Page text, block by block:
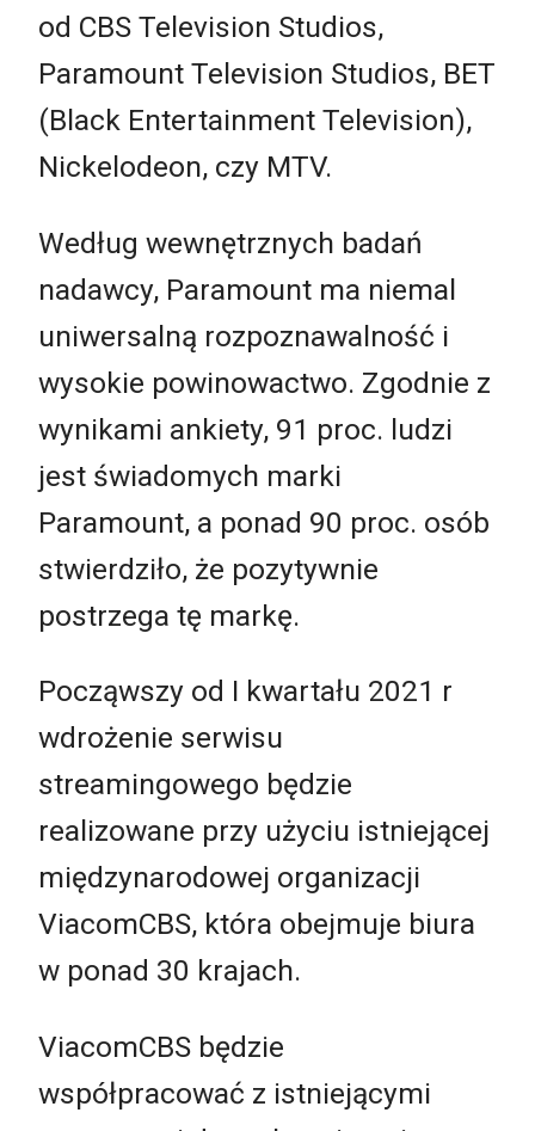
od CBS Television Studios,
Paramount Television Studios, BET
(Black Entertainment Television),
Nickelodeon, czy MTV.
Według wewnętrznych badań
nadawcy, Paramount ma niemal
uniwersalną rozpoznawalność i
wysokie powinowactwo. Zgodnie z
wynikami ankiety, 91 proc. ludzi
jest świadomych marki
Paramount, a ponad 90 proc. osób
stwierdziło, że pozytywnie
postrzega tę markę.
Począwszy od I kwartału 2021 r
wdrożenie serwisu
streamingowego będzie
realizowane przy użyciu istniejącej
międzynarodowej organizacji
ViacomCBS, która obejmuje biura
w ponad 30 krajach.
ViacomCBS będzie
współpracować z istniejącymi